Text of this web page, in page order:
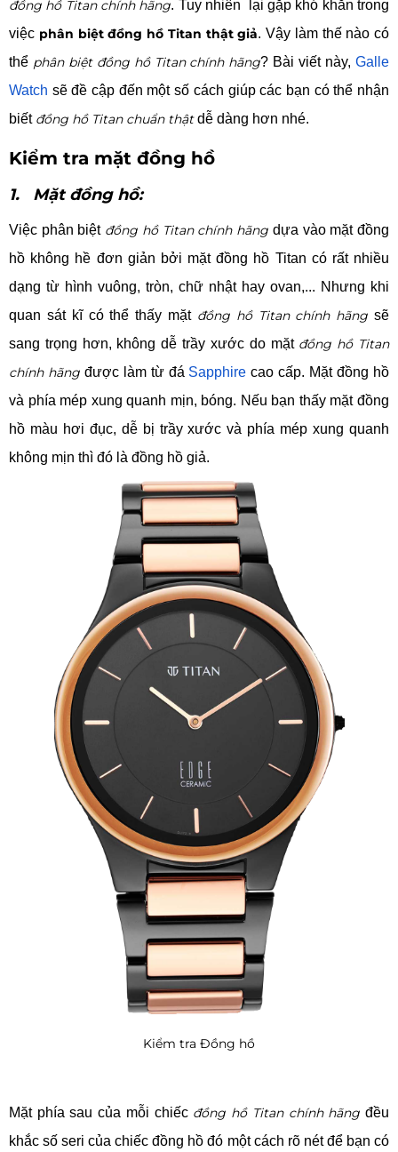
đồng hồ Titan chính hãng. Tuy nhiên lại gặp khó khăn trong
việc phân biệt đồng hồ Titan thật giả. Vậy làm thế nào có
thể phân biệt đồng hồ Titan chính hãng? Bài viết này,Galle
Watch sẽ đề cập đến một số cách giúp các bạn có thể nhận
biết đồng hồ Titan chuẩn thậtdễ dàng hơn nhé.
Kiểm tra mặt đồng hồ
1. Mặt đồng hồ:
Việc phân biệt đồng hồ Titan chính hãng dựa vào mặt đồng
hồ không hề đơn giản bởi mặt đồng hồ Titan có rất nhiều
dạng từ hình vuông, tròn, chữ nhật hay ovan,... Nhưng khi
quan sát kĩ có thể thấy mặt đồng hồ Titan chính hãng sẽ
sang trọng hơn, không dễ trầy xước do mặt đồng hồ Titan
chính hãngđược làm từ đá Sapphire cao cấp. Mặt đồng hồ
và phía mép xung quanh mịn, bóng. Nếu bạn thấy mặt đồng
hồ màu hơi đục, dễ bị trầy xước và phía mép xung quanh
không mịn thì đó là đồng hồ giả.
Kiểm tra Đồng hồ
Mặt phía sau của mỗi chiếcđồng hồ Titan chính hãng đều
khắc số seri của chiếc đồng hồ đó một cách rõ nét để bạn có